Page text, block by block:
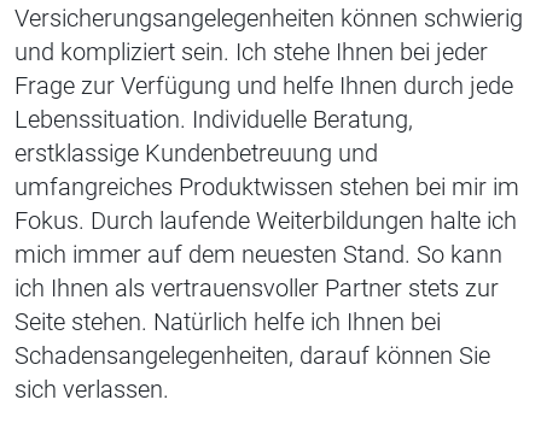
Versicherungsangelegenheiten können schwierig
und kompliziert sein. Ich stehe Ihnen bei jeder
Frage zur Verfügung und helfe Ihnen durch jede
Lebenssituation. Individuelle Beratung,
erstklassige Kundenbetreuung und
umfangreiches Produktwissen stehen bei mir im
Fokus. Durch laufende Weiterbildungen halte ich
mich immer auf dem neuesten Stand. So kann
ich Ihnen als vertrauensvoller Partner stets zur
Seite stehen. Natürlich helfe ich Ihnen bei
Schadensangelegenheiten, darauf können Sie
sich verlassen.